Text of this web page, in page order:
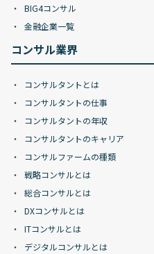
BIG4コンサル
金融企業一覧
コンサル業界
コンサルタントとは
コンサルタントの仕事
コンサルタントの年収
コンサルタントのキャリア
コンサルファームの種類
戦略コンサルとは
総合コンサルとは
DXコンサルとは
ITコンサルとは
デジタルコンサルとは